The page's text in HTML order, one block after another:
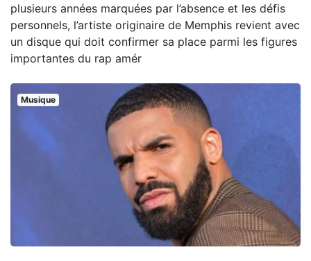
plusieurs années marquées par l’absence et les défis
personnels, l’artiste originaire de Memphis revient avec
un disque qui doit confirmer sa place parmi les figures
importantes du rap amér
Musique